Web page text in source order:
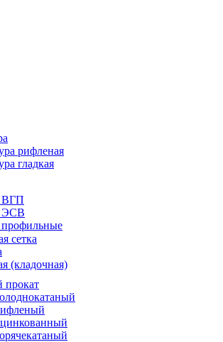
рифленая
гладкая
ВГП
ЭСВ
сетка
(кладочная)
прокат